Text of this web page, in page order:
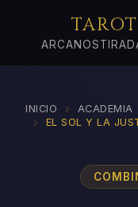
ARCANOS
INICIO › ACADEMIA
› EL SOL Y LA